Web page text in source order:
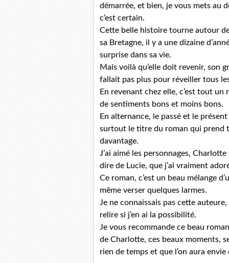
démarrée, et bien, je vous mets au
c’est certain.
Cette belle histoire tourne autour
sa Bretagne, il y a une dizaine
surprise dans sa vie.
Mais voilà qu’elle doit revenir, son
fallait pas plus pour réveiller tous
En revenant chez elle, c’est tout
de sentiments bons et moins bons.
En alternance, le passé et le
surtout le titre du roman qui prend
davantage.
J’ai aimé les personnages,
dire de Lucie, que j’ai vraiment
Ce roman, c’est un beau mélange
même verser quelques larmes.
Je ne connaissais pas cette
relire si j’en ai la possibilité.
Je vous recommande ce beau
de Charlotte, ces beaux moments,
rien de temps et que l’on aura envie